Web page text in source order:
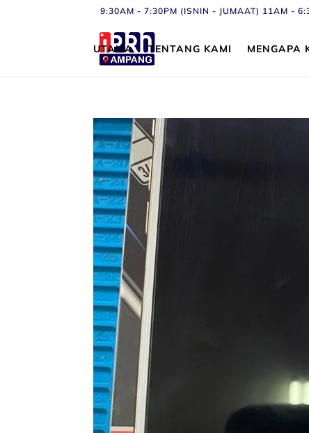
9:30AM - 7:30PM (ISNIN - JUMAAT) 11AM -
UTAMA TENTANG KAMI MENGAPA